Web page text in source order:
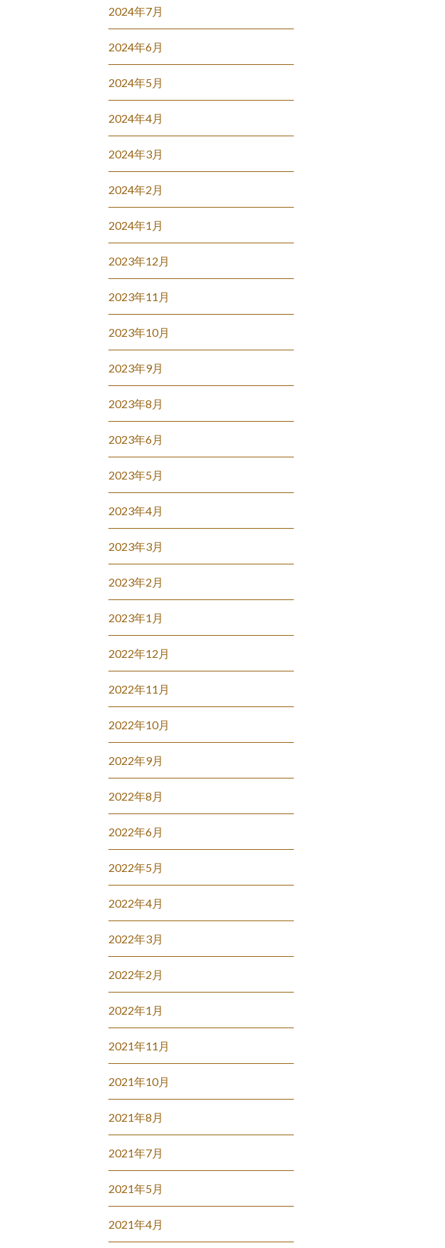
2024年7月
2024年6月
2024年5月
2024年4月
2024年3月
2024年2月
2024年1月
2023年12月
2023年11月
2023年10月
2023年9月
2023年8月
2023年6月
2023年5月
2023年4月
2023年3月
2023年2月
2023年1月
2022年12月
2022年11月
2022年10月
2022年9月
2022年8月
2022年6月
2022年5月
2022年4月
2022年3月
2022年2月
2022年1月
2021年11月
2021年10月
2021年8月
2021年7月
2021年5月
2021年4月